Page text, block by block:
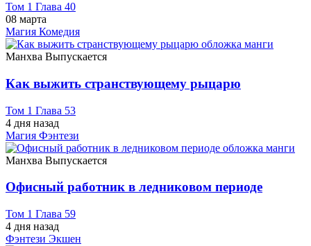
Том 1 Глава 40
08 марта
Магия Комедия
Манхва Выпускается
Как выжить странствующему рыцарю
Том 1 Глава 53
4 дня назад
Магия Фэнтези
Манхва Выпускается
Офисный работник в ледниковом периоде
Том 1 Глава 59
4 дня назад
Фэнтези Экшен